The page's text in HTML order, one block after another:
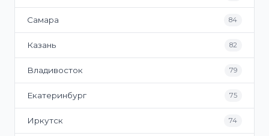
Самара 84
Казань 82
Владивосток 79
Екатеринбург 75
Иркутск 74